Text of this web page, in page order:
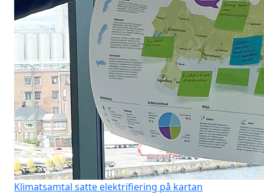
Klimatsamtal satte elektrifiering på kartan